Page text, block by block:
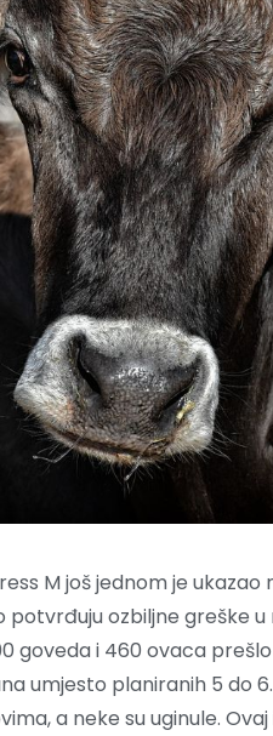
M još jednom je
ozbiljne greške u
goveda i 460 ovaca
umjesto planiranih 5 do
a neke su uginule.